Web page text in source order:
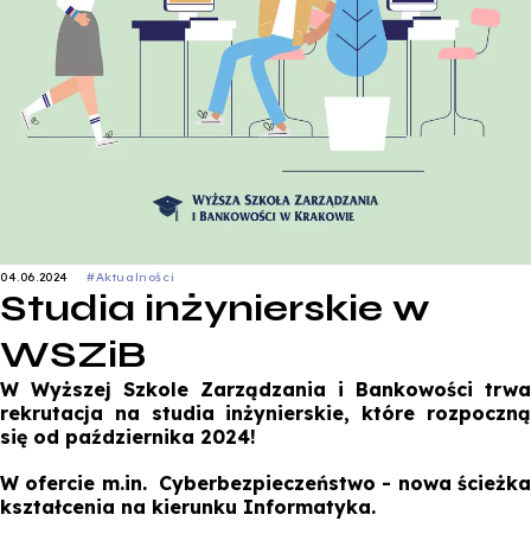
Biznes
Zapisz się na studia
04.06.2024 #Aktualności
Studia inżynierskie w
WSZiB
W Wyższej Szkole Zarządzania i Bankowości trwa
rekrutacja na studia inżynierskie, które rozpoczną
się od października 2024!
W ofercie m.in. Cyberbezpieczeństwo - nowa ścieżka
kształcenia na kierunku Informatyka.